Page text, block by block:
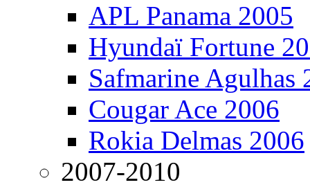
APL Panama 2005
Hyundaï Fortune
Safmarine Agulhas
Cougar Ace 2006
Rokia Delmas 2006
2007-2010